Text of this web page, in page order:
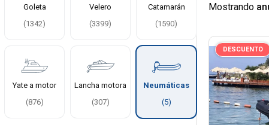
Goleta
(1342)
Velero
(3399)
Catamarán
(1590)
Yate a motor
(876)
Lancha motora
(307)
Neumáticas
(5)
Mostrando
DESCUENTO